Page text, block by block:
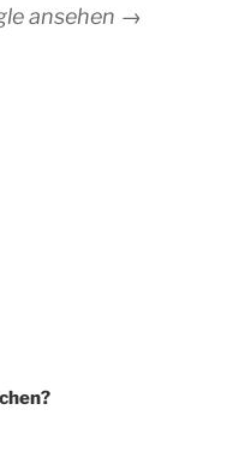
ansehen →